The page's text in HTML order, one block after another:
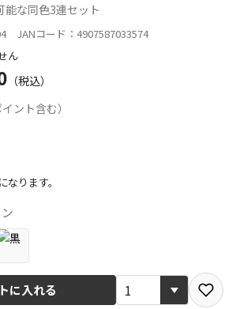
能な同色3連セット
JANコード：4907587033574
ん
（税込）
ント含む）
受取を選択できる商品です
受取できる商品です（宅配便でのお届けが
）
の商品は、全て同じ店舗での受取となりま
ります。
に入れる